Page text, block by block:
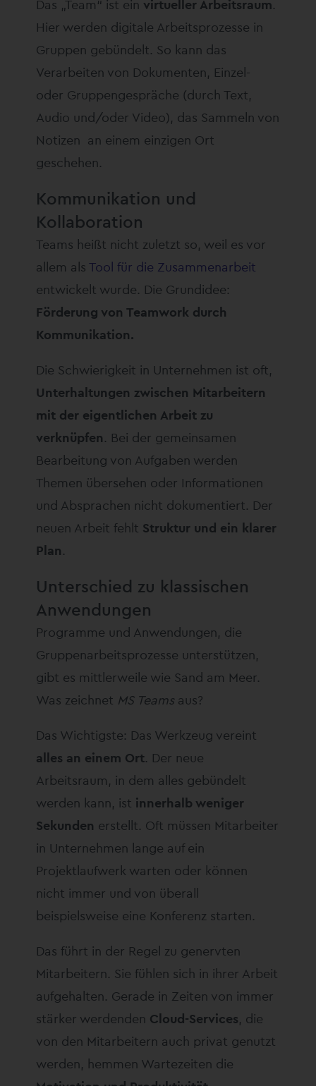
Das „Team“ ist ein virtueller Arbeitsraum.
Hier werden digitale Arbeitsprozesse in
Gruppen gebündelt. So kann das
Verarbeiten von Dokumenten, Einzel-
oder Gruppengespräche (durch Text,
Audio und/oder Video), das Sammeln von
Notizen an einem einzigen Ort
geschehen.
Kommunikation und
Kollaboration
Teams heißt nicht zuletzt so, weil es vor
allem alsTool für die Zusammenarbeit
entwickelt wurde. Die Grundidee:
Förderung von Teamwork durch
Kommunikation.
Die Schwierigkeit in Unternehmen ist oft,
Unterhaltungen zwischen Mitarbeitern
mit der eigentlichen Arbeit zu
verknüpfen. Bei der gemeinsamen
Bearbeitung von Aufgaben werden
Themen übersehen oder Informationen
und Absprachen nicht dokumentiert. Der
neuen Arbeit fehlt Struktur und ein klarer
Plan.
Unterschied zu klassischen
Anwendungen
Programme und Anwendungen, die
Gruppenarbeitsprozesse unterstützen,
gibt es mittlerweile wie Sand am Meer.
Was zeichnet MS Teamsaus?
Das Wichtigste: Das Werkzeug vereint
alles an einem Ort. Der neue
Arbeitsraum, in dem alles gebündelt
werden kann, ist innerhalb weniger
Sekunden erstellt. Oft müssen Mitarbeiter
in Unternehmen lange auf ein
Projektlaufwerk warten oder können
nicht immer und von überall
beispielsweise eine Konferenz starten.
Das führt in der Regel zu genervten
Mitarbeitern. Sie fühlen sich in ihrer Arbeit
aufgehalten. Gerade in Zeiten von immer
stärker werdenden Cloud-Services, die
von den Mitarbeitern auch privat genutzt
werden, hemmen Wartezeiten die